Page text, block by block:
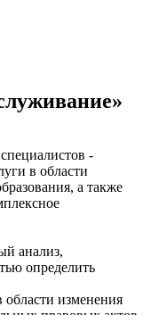
-
в области
а также
анализ,
определить
изменения